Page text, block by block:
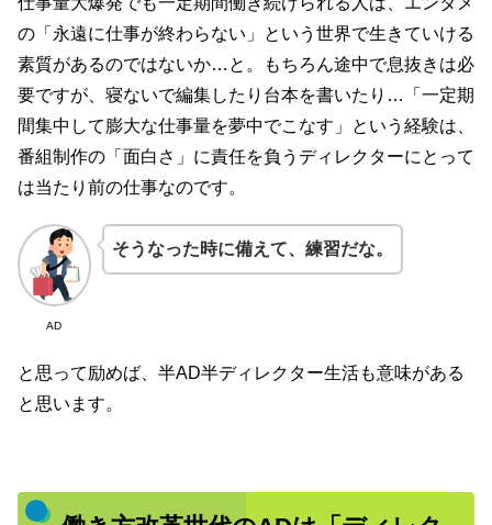
の「永遠に仕事が終わらない」という世界で生きていける
素質があるのではないか…と。もちろん途中で息抜きは必
要ですが、寝ないで編集したり台本を書いたり…「一定期
間集中して膨大な仕事量を夢中でこなす」という経験は、
番組制作の「面白さ」に責任を負うディレクターにとって
は当たり前の仕事なのです。
AD
そうなった時に備えて、練習だな。
と思って励めば、半AD半ディレクター生活も意味がある
と思います。